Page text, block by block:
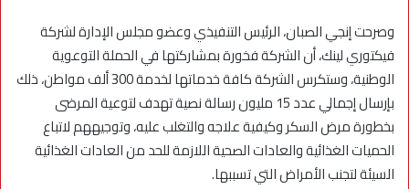
وصرحت إنجي الصبان، الرئيس التنفيذي وعضو مجلس الإدارة لشركة
فيكتوري لينك، أن الشركة فخورة بمشاركتها في الحملة التوعوية
الوطنية، وستكرس الشركة كافة خدماتها لخدمة 300 ألف مواطن، ذلك
بإرسال إجمالي عدد 15 مليون رسالة نصية تهدف لتوعية المرضى
بخطورة مرض السكر وكيفية علاجه والتغلب عليه، وتوجيههم لاتباع
الحميات الغذائية والعادات الصحية اللازمة للحد من العادات الغذائية
السيئة لتجنب الأمراض التي تسببها.